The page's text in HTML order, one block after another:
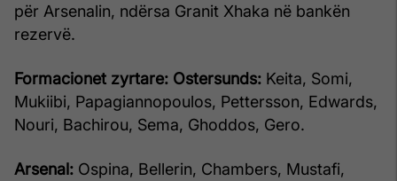
për Arsenalin, ndërsa Granit Xhaka në bankën
rezervë.
Formacionet zyrtare: Ostersunds: Keita, Somi,
Mukiibi, Papagiannopoulos, Pettersson, Edwards,
Nouri, Bachirou, Sema, Ghoddos, Gero.
Arsenal: Ospina, Bellerin, Chambers, Mustafi,